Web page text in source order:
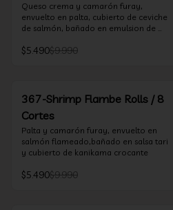
Queso crema y camarón furay,
envuelto en palta, cubierto de ceviche
de salmón, bañado en emulsion de
$5.490$9.990
367-Shrimp Flambe Rolls / 8
Cortes
Palta y camarón furay, envuelto en
salmón flameado,bañado en salsa tari
y cubierto de kanikama crocante
$5.490$9.990